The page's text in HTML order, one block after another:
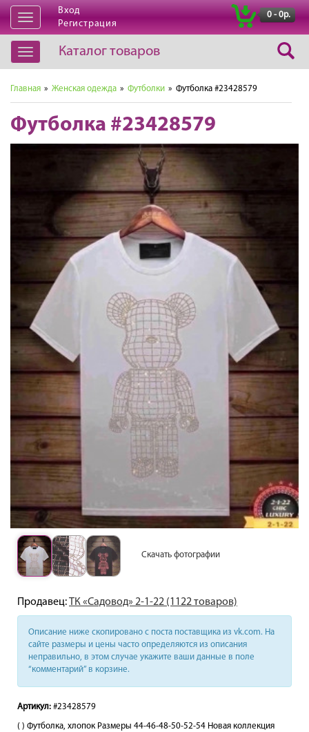
Открыть
навигацию
Вход
Регистрация
0 - 0р.
Открыть
навигацию
Каталог товаров
Главная » Женская одежда » Футболки » Футболка #23428579
Футболка #23428579
Скачать фотографии
Продавец:ТК «Садовод» 2-1-22 (1122 товаров)
Описание ниже скопировано с поста поставщика из vk.com. На
сайте размеры и цены часто определяются из описания
неправильно, в этом случае укажите ваши данные в поле
“комментарий” в корзине.
Артикул: #23428579
( ) Футболка, хлопок Размеры 44-46-48-50-52-54 Новая коллекция